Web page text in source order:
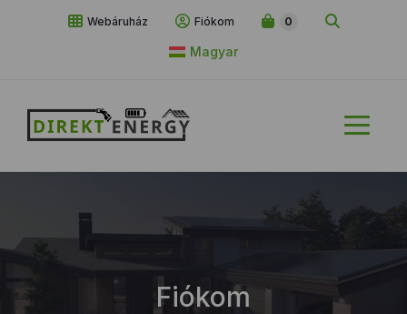
Webáruház Fiókom 0
Magyar
Fiókom